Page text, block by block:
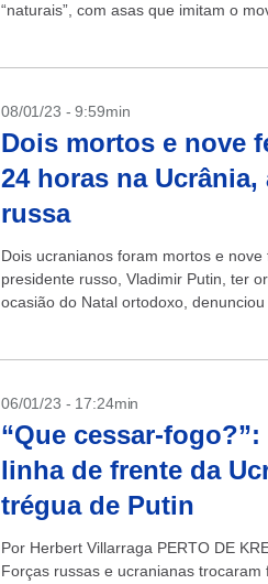
“naturais”, com asas que imitam o
08/01/23 - 9:59min
Dois mortos e nove
24 horas na
russa
Dois ucranianos foram mortos e
presidente russo, Vladimir Putin, ter
ocasião do Natal ortodoxo,
06/01/23 - 17:24min
“Que cessar-
linha de frente da
trégua de Putin
Por Herbert Villarraga PERTO DE
Forças russas e ucranianas